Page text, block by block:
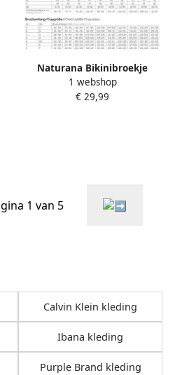
Naturana Bikinibroekje
Beautiful Beaches flexibele
tailleband geen insnijden
1 webshop
€ 29,99
1 van 5
Calvin Klein kleding
Ibana kleding
Purple Brand kleding